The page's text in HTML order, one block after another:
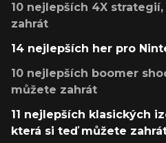
10 nejlepších 4X
zahrát
14 nejlepších her pro
10 nejlepších boomer
můžete zahrát
11 nejlepších klasických
která si teď můžete